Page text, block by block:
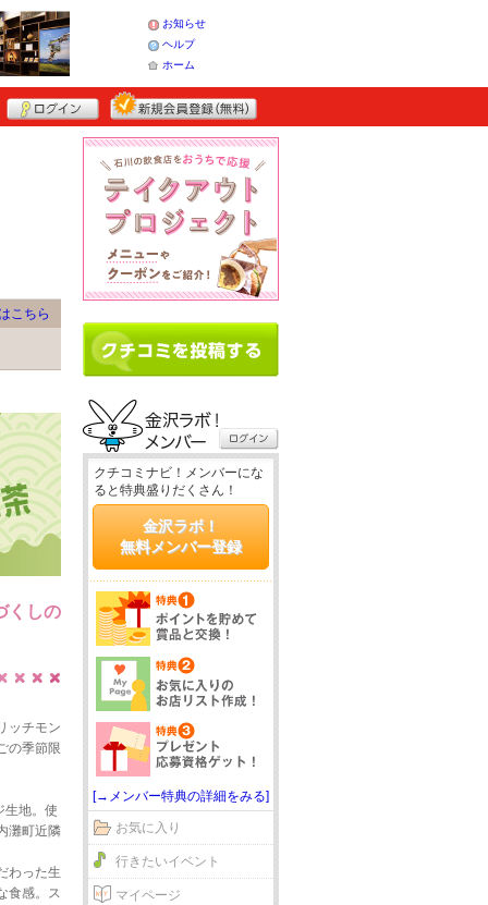
お知らせ
ヘルプ
ホーム
こちら
くしの
ッチモン
の季節限
生地。使
灘町近隣
わった生
食感。ス
クチコミナビ！メンバーにな
ると特典盛りだくさん！
金沢ラボ！
無料メンバー登録
[→メンバー特典の詳細をみる]
お気に入り
行きたいイベント
マイページ